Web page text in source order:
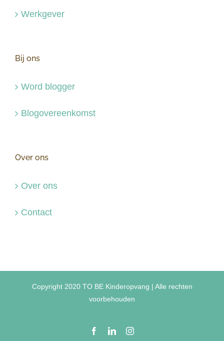
Werkgever
Bij ons
Word blogger
Blogovereenkomst
Over ons
Over ons
Contact
Copyright 2020 TO BE Kinderopvang | Alle rechten
voorbehouden
FacebookLinkedInInstagram